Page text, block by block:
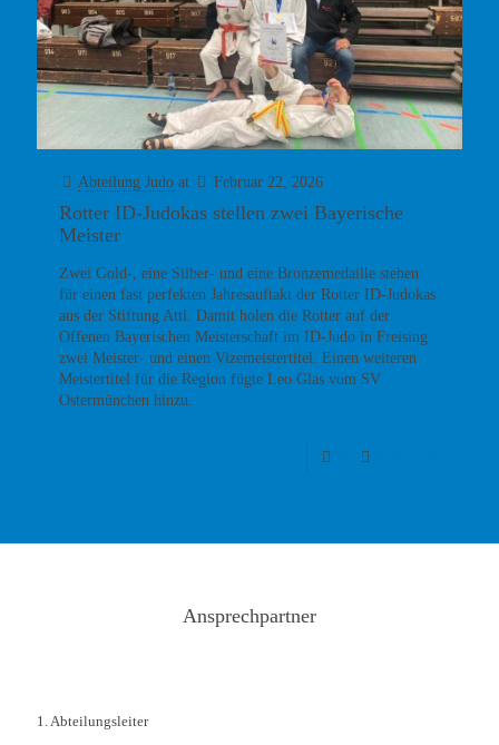
Abteilung Judo at Februar 22, 2026
Rotter ID-Judokas stellen zwei Bayerische
Meister
Zwei Gold-, eine Silber- und eine Bronzemedaille stehen
für einen fast perfekten Jahresauftakt der Rotter ID-Judokas
aus der Stiftung Attl. Damit holen die Rotter auf der
Offenen Bayerischen Meisterschaft im ID-Judo in Freising
zwei Meister- und einen Vizemeistertitel. Einen weiteren
Meistertitel für die Region fügte Leo Glas vom SV
Ostermünchen hinzu.
Ansprechpartner
1. Abteilungsleiter